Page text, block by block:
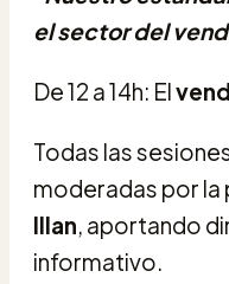
el sector del
De 12 a 14h: El
Todas las
moderadas por
Illan, aportando
informativo.